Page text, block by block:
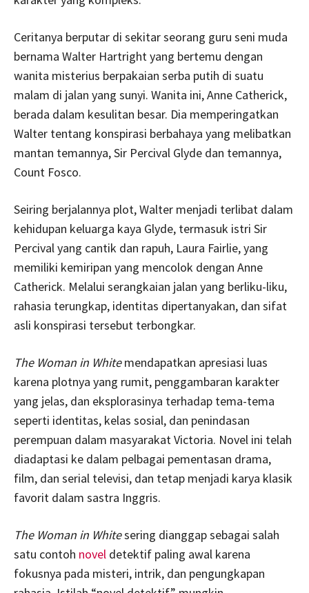
Ceritanya berputar di sekitar seorang guru seni muda
bernama Walter Hartright yang bertemu dengan
wanita misterius berpakaian serba putih di suatu
malam di jalan yang sunyi. Wanita ini, Anne Catherick,
berada dalam kesulitan besar. Dia memperingatkan
Walter tentang konspirasi berbahaya yang melibatkan
mantan temannya, Sir Percival Glyde dan temannya,
Count Fosco.
Seiring berjalannya plot, Walter menjadi terlibat dalam
kehidupan keluarga kaya Glyde, termasuk istri Sir
Percival yang cantik dan rapuh, Laura Fairlie, yang
memiliki kemiripan yang mencolok dengan Anne
Catherick. Melalui serangkaian jalan yang berliku-liku,
rahasia terungkap, identitas dipertanyakan, dan sifat
asli konspirasi tersebut terbongkar.
The Woman in Whitemendapatkan apresiasi luas
karena plotnya yang rumit, penggambaran karakter
yang jelas, dan eksplorasinya terhadap tema-tema
seperti identitas, kelas sosial, dan penindasan
perempuan dalam masyarakat Victoria. Novel ini telah
diadaptasi ke dalam pelbagai pementasan drama,
film, dan serial televisi, dan tetap menjadi karya klasik
favorit dalam sastra Inggris.
The Woman in Whitesering dianggap sebagai salah
satu contoh novel detektif paling awal karena
fokusnya pada misteri, intrik, dan pengungkapan